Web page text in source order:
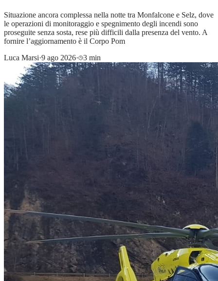
Situazione ancora complessa nella notte tra Monfalcone e Selz, dove
le operazioni di monitoraggio e spegnimento degli incendi sono
proseguite senza sosta, rese più difficili dalla presenza del vento. A
fornire l’aggiornamento è il Corpo Pom
Luca Marsi·9 ago 2026· 3 min